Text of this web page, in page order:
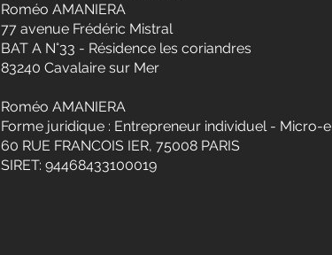
Roméo AMANIERA
77 avenue Frédéric Mistral
BAT A N°33 - Résidence les coriandres
83240 Cavalaire sur Mer
Roméo AMANIERA
Forme juridique : Entrepreneur individuel - Micro-
60 RUE FRANCOIS IER, 75008 PARIS
SIRET: 94468433100019